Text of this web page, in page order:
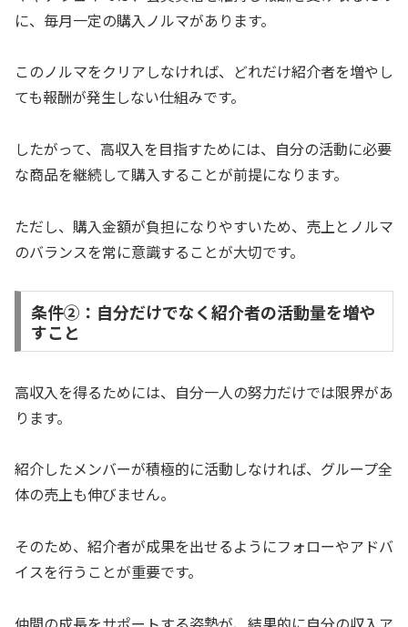
に、毎月一定の購入ノルマがあります。
このノルマをクリアしなければ、どれだけ紹介者を増やし
ても報酬が発生しない仕組みです。
したがって、高収入を目指すためには、自分の活動に必要
な商品を継続して購入することが前提になります。
ただし、購入金額が負担になりやすいため、売上とノルマ
のバランスを常に意識することが大切です。
条件②：自分だけでなく紹介者の活動量を増や
すこと
高収入を得るためには、自分一人の努力だけでは限界があ
ります。
紹介したメンバーが積極的に活動しなければ、グループ全
体の売上も伸びません。
そのため、紹介者が成果を出せるようにフォローやアドバ
イスを行うことが重要です。